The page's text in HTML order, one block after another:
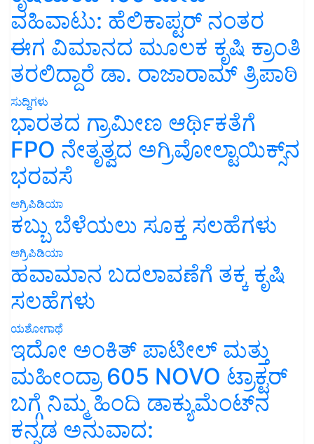
ವಹಿವಾಟು: ಹೆಲಿಕಾಪ್ಟರ್ ನಂತರ
ಈಗ ವಿಮಾನದ ಮೂಲಕ ಕೃಷಿ ಕ್ರಾಂತಿ
ತರಲಿದ್ದಾರೆ ಡಾ. ರಾಜಾರಾಮ್ ತ್ರಿಪಾಠಿ
ಸುದ್ದಿಗಳು
ಭಾರತದ ಗ್ರಾಮೀಣ ಆರ್ಥಿಕತೆಗೆ
FPO ನೇತೃತ್ವದ ಅಗ್ರಿವೋಲ್ಟಾಯಿಕ್ಸ್‌ನ
ಭರವಸೆ
ಅಗ್ರಿಪಿಡಿಯಾ
ಕಬ್ಬು ಬೆಳೆಯಲು ಸೂಕ್ತ ಸಲಹೆಗಳು
ಅಗ್ರಿಪಿಡಿಯಾ
ಹವಾಮಾನ ಬದಲಾವಣೆಗೆ ತಕ್ಕ ಕೃಷಿ
ಸಲಹೆಗಳು
ಯಶೋಗಾಥೆ
ಇದೋ ಅಂಕಿತ್ ಪಾಟೀಲ್ ಮತ್ತು
ಮಹೀಂದ್ರಾ 605 NOVO ಟ್ರಾಕ್ಟರ್
ಬಗ್ಗೆ ನಿಮ್ಮ ಹಿಂದಿ ಡಾಕ್ಯುಮೆಂಟ್‌ನ
ಕನ್ನಡ ಅನುವಾದ: